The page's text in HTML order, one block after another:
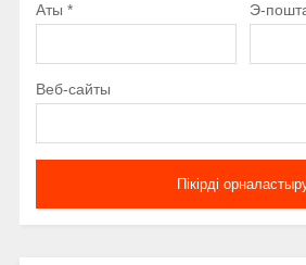
Аты * Э-
Веб-сайты